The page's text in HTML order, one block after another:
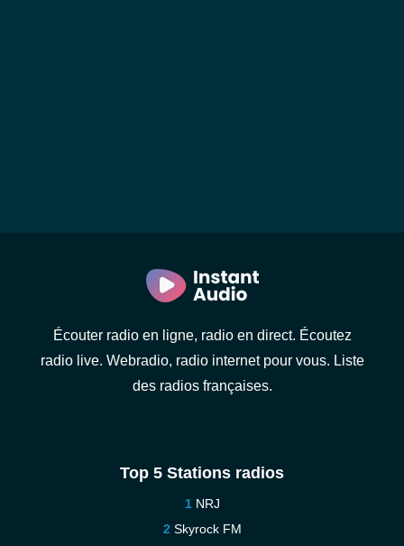
Écouter radio en ligne, radio en direct. Écoutez
radio live. Webradio, radio internet pour vous. Liste
des radios françaises.
Top 5 Stations radios
NRJ
Skyrock FM